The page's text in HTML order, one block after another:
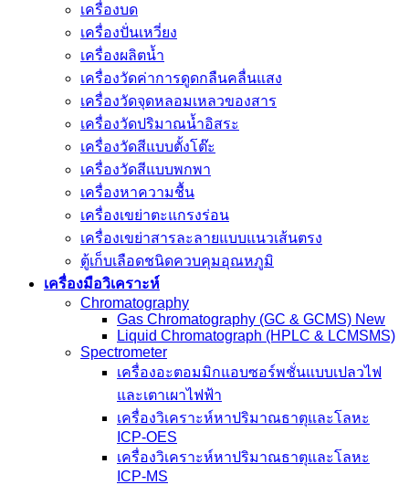
เครื่องบด
เครื่องปั่นเหวี่ยง
เครื่องผลิตน้ำ
เครื่องวัดค่าการดูดกลืนคลื่นแสง
เครื่องวัดจุดหลอมเหลวของสาร
เครื่องวัดปริมาณน้ำอิสระ
เครื่องวัดสีแบบตั้งโต๊ะ
เครื่องวัดสีแบบพกพา
เครื่องหาความชื้น
เครื่องเขย่าตะแกรงร่อน
เครื่องเขย่าสารละลายแบบแนวเส้นตรง
ตู้เก็บเลือดชนิดควบคุมอุณหภูมิ
เครื่องมือวิเคราะห์
Chromatography
Gas Chromatography (GC & GCMS) New
Liquid Chromatograph (HPLC & LCMSMS)
Spectrometer
เครื่องอะตอมมิกแอบซอร์พชั่นแบบเปลวไฟ
และเตาเผาไฟฟ้า
เครื่องวิเคราะห์หาปริมาณธาตุและโลหะ
ICP-OES
เครื่องวิเคราะห์หาปริมาณธาตุและโลหะ
ICP-MS